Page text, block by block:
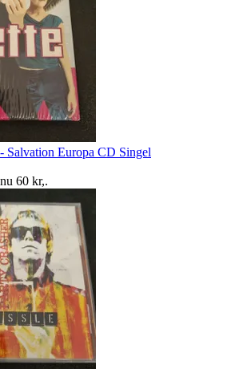
Salvation Europa CD Singel
60 kr,.